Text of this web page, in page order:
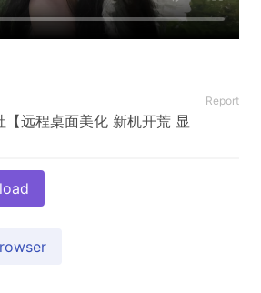
Report
【远程桌面美化 新机开荒 显